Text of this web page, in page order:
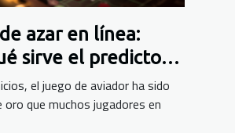
azar en línea:
sirve el predictor
el juego de aviador ha sido
oro que muchos jugadores en